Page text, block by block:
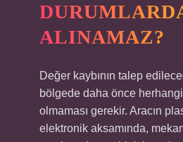
ALINAMAZ?
Değer kaybının talep
bölgede daha önce herhangi
olmaması gerekir. Aracın
elektronik aksamında,